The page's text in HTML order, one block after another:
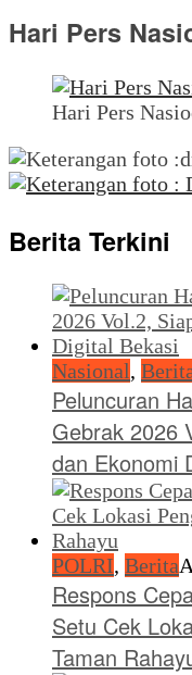
Hari Pers
Hari Pers
Berita Terkini
Nasional,
Peluncuran
Gebrak 2026
dan Ekonomi
POLRI, Berita
Respons
Setu Cek
Taman